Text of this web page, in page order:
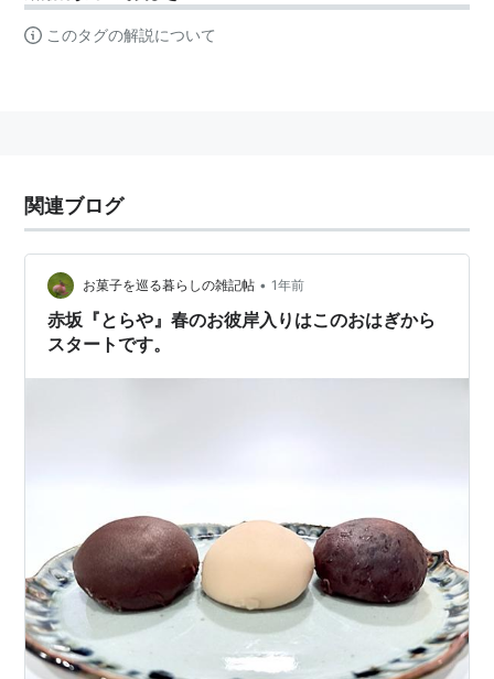
このタグの解説について
関連ブログ
お菓子を巡る暮らしの雑記帖 • 1年前
赤坂『とらや』春のお彼岸入りはこのおはぎから
スタートです。